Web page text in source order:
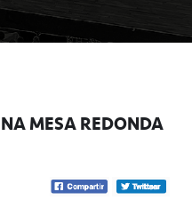
MESA REDONDA